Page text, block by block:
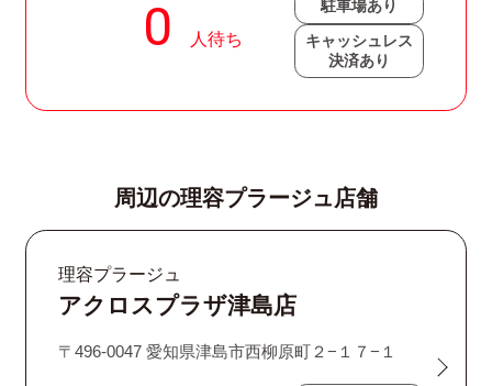
駐車場あり
キャッシュレス
決済あり
周辺の理容プラージュ店舗
理容プラージュ
アクロスプラザ津島店
〒496-0047 愛知県津島市西柳原町２−１７−１